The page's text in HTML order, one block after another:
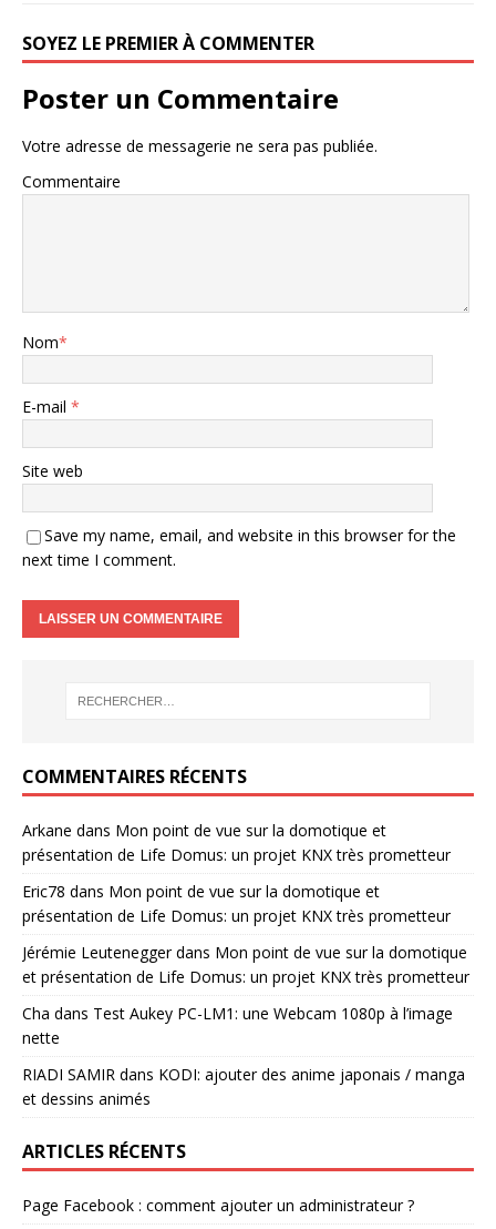
SOYEZ LE PREMIER À COMMENTER
Poster un Commentaire
Votre adresse de messagerie ne sera pas publiée.
Commentaire
Nom*
E-mail *
Site web
Save my name, email, and website in this browser for the
next time I comment.
COMMENTAIRES RÉCENTS
Arkane dans Mon point de vue sur la domotique et
présentation de Life Domus: un projet KNX très prometteur
Eric78 dans Mon point de vue sur la domotique et
présentation de Life Domus: un projet KNX très prometteur
Jérémie Leuteneggerdans Mon point de vue sur la domotique
et présentation de Life Domus: un projet KNX très prometteur
Cha dans Test Aukey PC-LM1: une Webcam 1080p à l’image
nette
RIADI SAMIR dans KODI: ajouter des anime japonais / manga
et dessins animés
ARTICLES RÉCENTS
Page Facebook : comment ajouter un administrateur ?